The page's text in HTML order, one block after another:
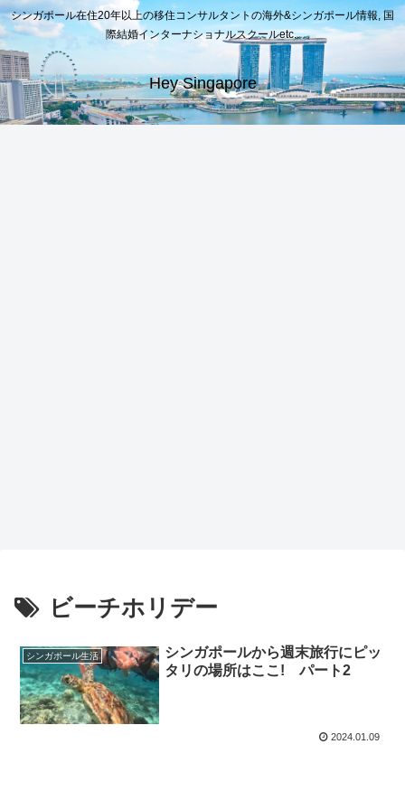
シンガポール在住20年以上の移住コンサルタントの海外&シンガポール情報, 国
際結婚インターナショナルスクールetc..
Hey Singapore
ビーチホリデー
シンガポール生活
シンガポールから週末旅行にピッ
タリの場所はここ! パート2
2024.01.09